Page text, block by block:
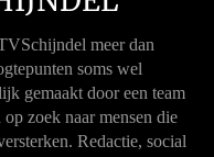
meer dan
soms wel
gemaakt door een team
zoek naar mensen die
Redactie, social